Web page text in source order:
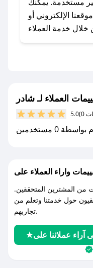
- اضغط على أيقونة متابعة لمتجر شادر في تطبيق
صحصح.
كل مشترياتك مع
الإلكتروني أو
العملاء لـ شادر
5.0
من المشترين المتحققين.
حول خدمتنا وتعلم من
تجاربهم.